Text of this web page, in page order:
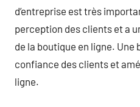
d’entreprise est très
perception des clients et a
de la boutique en ligne. Une
confiance des clients et
ligne.